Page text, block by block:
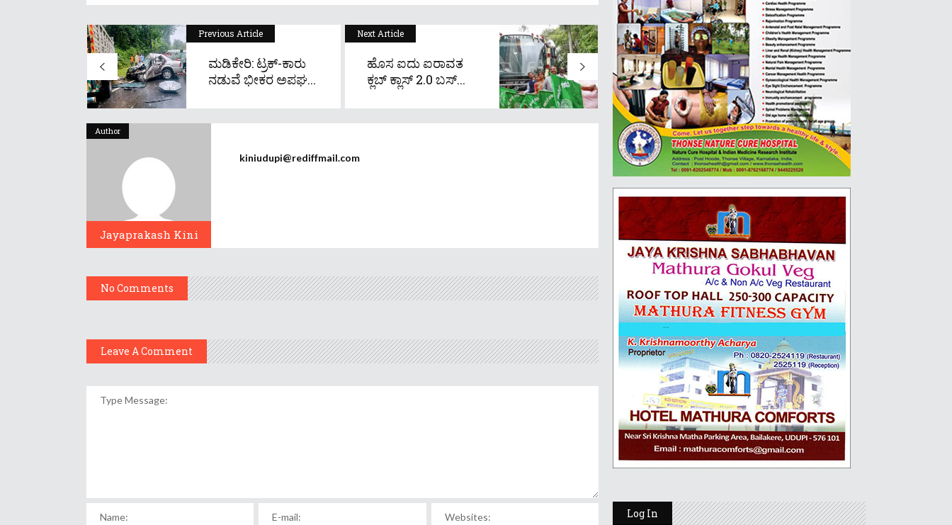
Previous Article
ಮಡಿಕೇರಿ: ಟ್ರಕ್-ಕಾರು
ನಡುವೆ ಭೀಕರ ಅಪಘ...
Next Article
ಹೊಸ ಐದು ಐರಾವತ
ಕ್ಲಬ್ ಕ್ಲಾಸ್ 2.0 ಬಸ್...
Author
Jayaprakash Kini
kiniudupi@rediffmail.com
No Comments
Leave A Comment
Log In